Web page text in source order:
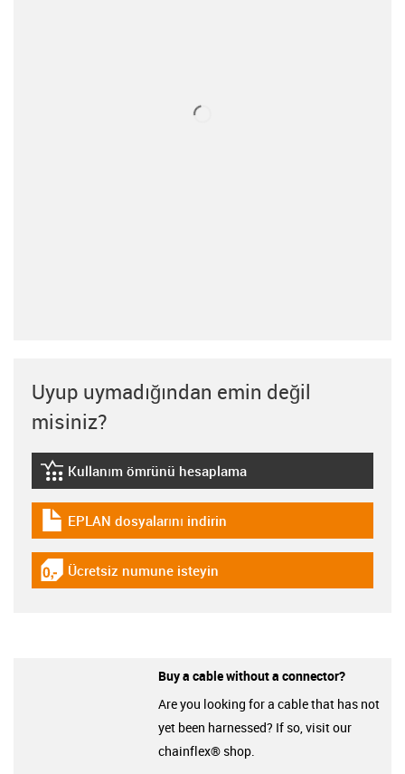
Uyup uymadığından emin değil
misiniz?
igus-icon-lebensdauerrechner
Kullanım ömrünü hesaplama
igus-icon-download-plan
EPLAN dosyalarını indirin
igus-icon-gratismuster
Ücretsiz numune isteyin
Buy a cable without a connector?
Are you looking for a cable that has not
yet been harnessed? If so, visit our
chainflex® shop.